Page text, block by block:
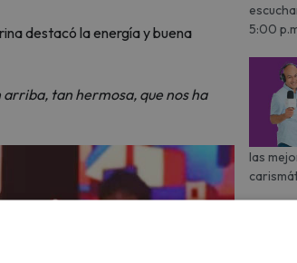
destacó la energía y buena
arriba, tan hermosa, que nos ha
5:00
las